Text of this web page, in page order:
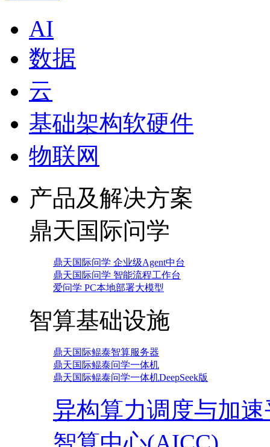
AI
数据
云
基础架构软硬件
物联网
产品及解决方案
鼎天国际问学
鼎天国际问学 企业级Agent中台
鼎天国际问学 智能流程工作台
爱问学 PC本地部署大模型
智算基础设施
鼎天国际鲲泰智算服务器
鼎天国际鲲泰问学一体机
鼎天国际鲲泰问学一体机DeepSeek版
异构算力调度与加